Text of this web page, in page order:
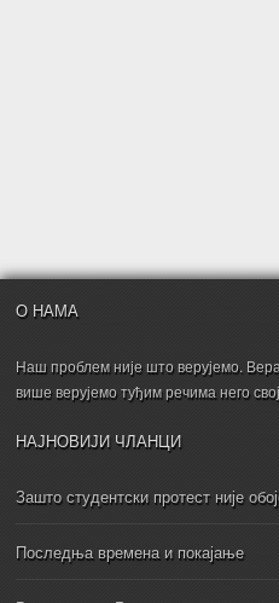
О НАМА
Наш проблем није што верујемо.
више верујемо туђим речима него
НАЈНОВИЈИ ЧЛАНЦИ
Зашто студентски протест није
Последња времена и покајање